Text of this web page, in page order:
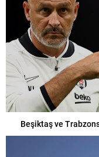
Beşiktaş ve